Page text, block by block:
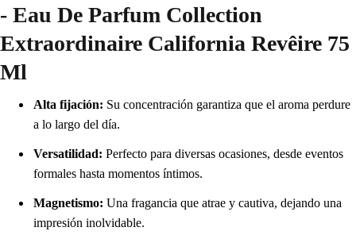
- Eau De Parfum Collection
Extraordinaire California Revêire 75
Ml
Alta fijación: Su concentración garantiza que el aroma perdure
a lo largo del día.
Versatilidad: Perfecto para diversas ocasiones, desde eventos
formales hasta momentos íntimos.
Magnetismo: Una fragancia que atrae y cautiva, dejando una
impresión inolvidable.